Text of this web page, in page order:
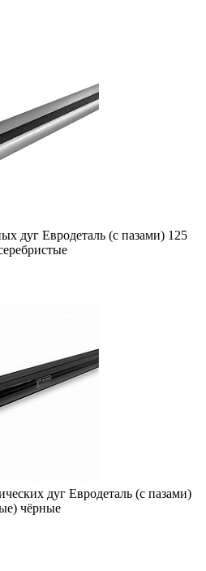
дуг Евродеталь (с пазами) 125
дуг Евродеталь (с пазами)
чёрные